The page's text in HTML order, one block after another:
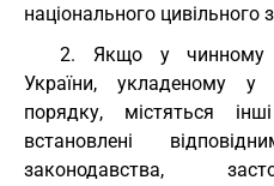
національного цивільного
2. Якщо у чинному
України, укладеному у
порядку, містяться
встановлені
законодавства,